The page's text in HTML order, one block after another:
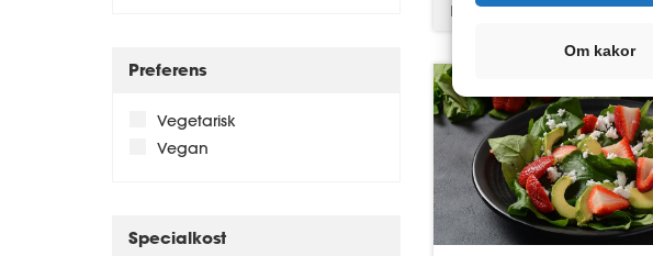
Preferens
Vegetarisk
Vegan
Specialkost
Kcal: 305 Kh: 8 g F: 19 g P:
Om kakor